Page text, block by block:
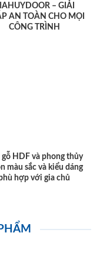
– GIẢI
AN TOÀN CHO MỌI
CÔNG TRÌNH
gỗ HDF và phong thủy
màu sắc và kiểu dáng
hợp với gia chủ